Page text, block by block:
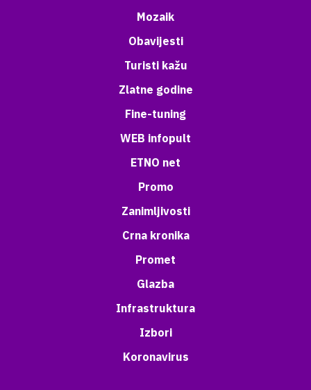
Mozaik
Obavijesti
Turisti kažu
Zlatne godine
Fine-tuning
WEB infopult
ETNO net
Promo
Zanimljivosti
Crna kronika
Promet
Glazba
Infrastruktura
Izbori
Koronavirus